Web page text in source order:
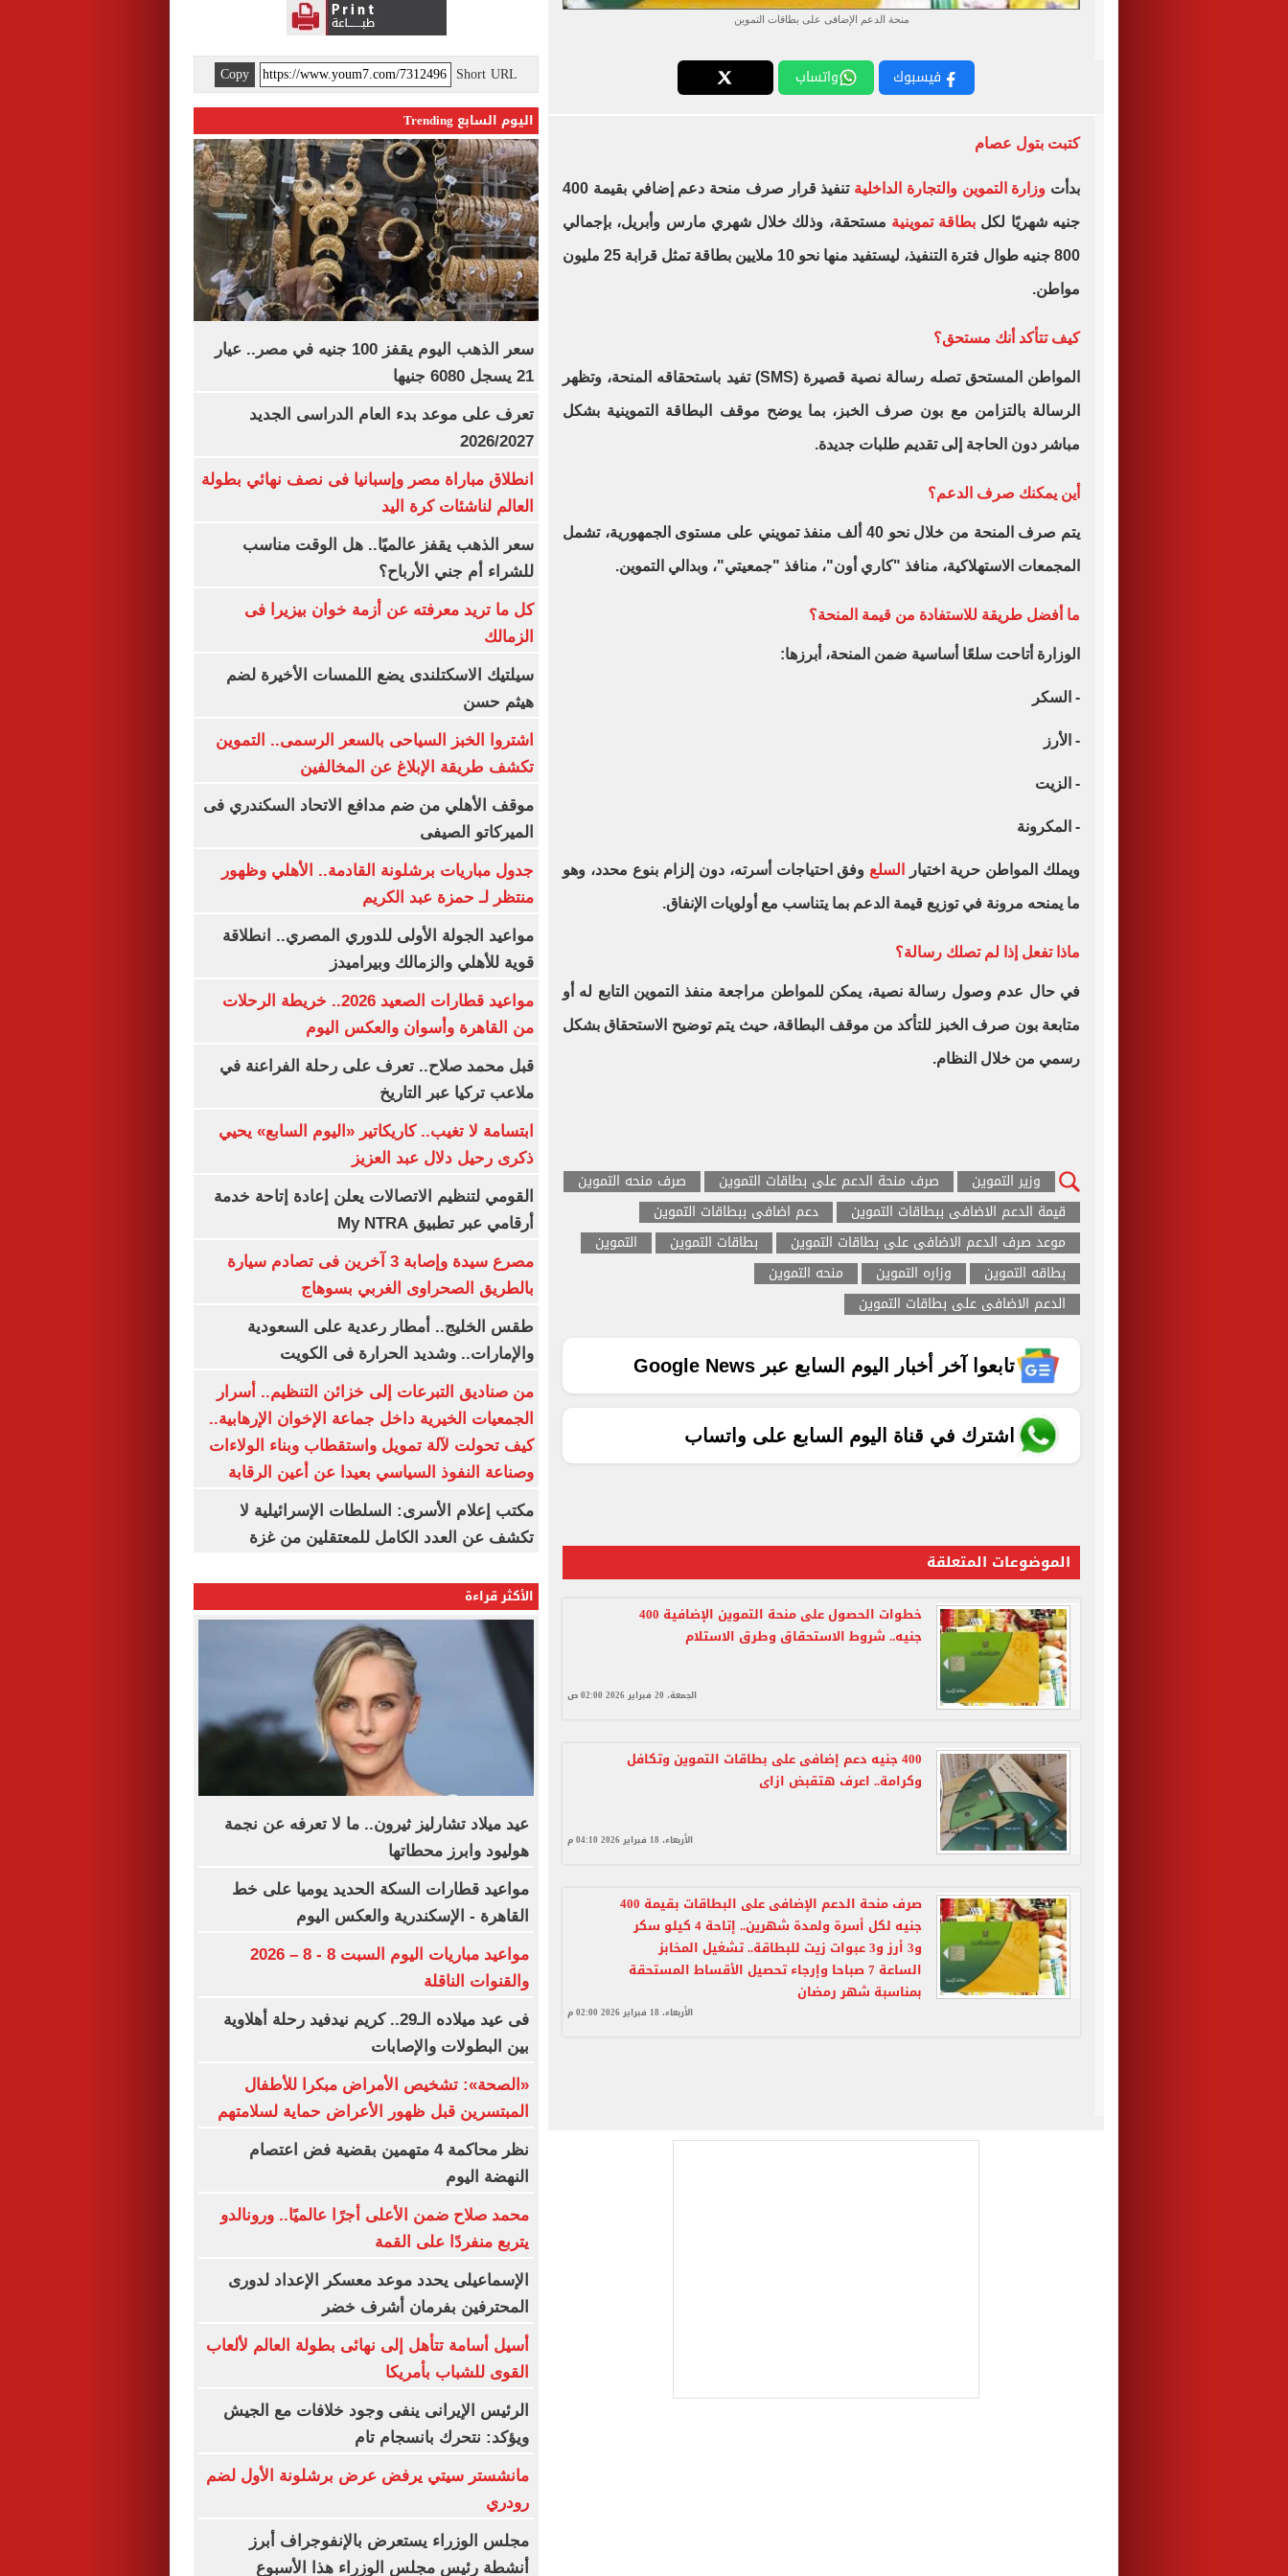
منحة الدعم الإضافى على بطاقات التموين
فيسبوك واتساب
كتبت بتول عصام
بدأت وزارة التموين والتجارة الداخلية تنفيذ قرار صرف منحة دعم إضافي بقيمة 400
جنيه شهريًا لكل بطاقة تموينية مستحقة، وذلك خلال شهري مارس وأبريل، بإجمالي
800 جنيه طوال فترة التنفيذ، ليستفيد منها نحو 10 ملايين بطاقة تمثل قرابة 25 مليون
مواطن.
كيف تتأكد أنك مستحق؟
المواطن المستحق تصله رسالة نصية قصيرة (SMS) تفيد باستحقاقه المنحة، وتظهر
الرسالة بالتزامن مع بون صرف الخبز، بما يوضح موقف البطاقة التموينية بشكل
مباشر دون الحاجة إلى تقديم طلبات جديدة.
أين يمكنك صرف الدعم؟
يتم صرف المنحة من خلال نحو 40 ألف منفذ تمويني على مستوى الجمهورية، تشمل
المجمعات الاستهلاكية، منافذ "كاري أون"، منافذ "جمعيتي"، وبدالي التموين.
ما أفضل طريقة للاستفادة من قيمة المنحة؟
الوزارة أتاحت سلعًا أساسية ضمن المنحة، أبرزها:
- السكر
- الأرز
- الزيت
- المكرونة
ويملك المواطن حرية اختيار السلع وفق احتياجات أسرته، دون إلزام بنوع محدد، وهو
ما يمنحه مرونة في توزيع قيمة الدعم بما يتناسب مع أولويات الإنفاق.
ماذا تفعل إذا لم تصلك رسالة؟
في حال عدم وصول رسالة نصية، يمكن للمواطن مراجعة منفذ التموين التابع له أو
متابعة بون صرف الخبز للتأكد من موقف البطاقة، حيث يتم توضيح الاستحقاق بشكل
رسمي من خلال النظام.
وزير التموين صرف منحة الدعم على بطاقات التموين
صرف منحه التموين
قيمة الدعم الاضافى ببطاقات التموين
دعم اضافى ببطاقات التموين
موعد صرف الدعم الاضافى على بطاقات التموين
بطاقات التموين
التموين
بطاقه التموين
وزاره التموين
منحه التموين
الدعم الاضافى على بطاقات التموين
تابعوا آخر أخبار اليوم السابع عبر Google News
اشترك في قناة اليوم السابع على واتساب
الموضوعات المتعلقة
خطوات الحصول على منحة التموين الإضافية 400
جنيه.. شروط الاستحقاق وطرق الاستلام
الجمعة، 20 فبراير 2026 02:00 ص
400 جنيه دعم إضافى على بطاقات التموين وتكافل
وكرامة.. اعرف هتقبض ازاى
الأربعاء، 18 فبراير 2026 04:10 م
صرف منحة الدعم الإضافى على البطاقات بقيمة 400
جنيه لكل أسرة ولمدة شهرين.. إتاحة 4 كيلو سكر
و3 أرز و3 عبوات زيت للبطاقة.. تشغيل المخابز
الساعة 7 صباحا وإرجاء تحصيل الأقساط المستحقة
بمناسبة شهر رمضان
الأربعاء، 18 فبراير 2026 02:00 م
Short URL
Copy
اليوم السابع Trending
سعر الذهب اليوم يقفز 100 جنيه في مصر.. عيار
21 يسجل 6080 جنيها
تعرف على موعد بدء العام الدراسى الجديد
2026/2027
انطلاق مباراة مصر وإسبانيا فى نصف نهائي بطولة
العالم لناشئات كرة اليد
سعر الذهب يقفز عالميًا.. هل الوقت مناسب
للشراء أم جني الأرباح؟
كل ما تريد معرفته عن أزمة خوان بيزيرا فى
الزمالك
سيلتيك الاسكتلندى يضع اللمسات الأخيرة لضم
هيثم حسن
اشتروا الخبز السياحى بالسعر الرسمى.. التموين
تكشف طريقة الإبلاغ عن المخالفين
موقف الأهلي من ضم مدافع الاتحاد السكندري فى
الميركاتو الصيفى
جدول مباريات برشلونة القادمة.. الأهلي وظهور
منتظر لـ حمزة عبد الكريم
مواعيد الجولة الأولى للدوري المصري.. انطلاقة
قوية للأهلي والزمالك وبيراميدز
مواعيد قطارات الصعيد 2026.. خريطة الرحلات
من القاهرة وأسوان والعكس اليوم
قبل محمد صلاح.. تعرف على رحلة الفراعنة في
ملاعب تركيا عبر التاريخ
ابتسامة لا تغيب.. كاريكاتير «اليوم السابع» يحيي
ذكرى رحيل دلال عبد العزيز
القومي لتنظيم الاتصالات يعلن إعادة إتاحة خدمة
أرقامي عبر تطبيق My NTRA
مصرع سيدة وإصابة 3 آخرين فى تصادم سيارة
بالطريق الصحراوى الغربي بسوهاج
طقس الخليج.. أمطار رعدية على السعودية
والإمارات.. وشديد الحرارة فى الكويت
من صناديق التبرعات إلى خزائن التنظيم.. أسرار
الجمعيات الخيرية داخل جماعة الإخوان الإرهابية..
كيف تحولت لآلة تمويل واستقطاب وبناء الولاءات
وصناعة النفوذ السياسي بعيدا عن أعين الرقابة
مكتب إعلام الأسرى: السلطات الإسرائيلية لا
تكشف عن العدد الكامل للمعتقلين من غزة
الأكثر قراءة
عيد ميلاد تشارليز ثيرون.. ما لا تعرفه عن نجمة
هوليود وابرز محطاتها
مواعيد قطارات السكة الحديد يوميا على خط
القاهرة - الإسكندرية والعكس اليوم
مواعيد مباريات اليوم السبت 8 - 8 – 2026
والقنوات الناقلة
فى عيد ميلاده الـ29.. كريم نيدفيد رحلة أهلاوية
بين البطولات والإصابات
«الصحة»: تشخيص الأمراض مبكرا للأطفال
المبتسرين قبل ظهور الأعراض حماية لسلامتهم
نظر محاكمة 4 متهمين بقضية فض اعتصام
النهضة اليوم
محمد صلاح ضمن الأعلى أجرًا عالميًا.. ورونالدو
يتربع منفردًا على القمة
الإسماعيلى يحدد موعد معسكر الإعداد لدورى
المحترفين بفرمان أشرف خضر
أسيل أسامة تتأهل إلى نهائى بطولة العالم لألعاب
القوى للشباب بأمريكا
الرئيس الإيرانى ينفى وجود خلافات مع الجيش
ويؤكد: نتحرك بانسجام تام
مانشستر سيتي يرفض عرض برشلونة الأول لضم
رودري
مجلس الوزراء يستعرض بالإنفوجراف أبرز
أنشطة رئيس مجلس الوزراء هذا الأسبوع